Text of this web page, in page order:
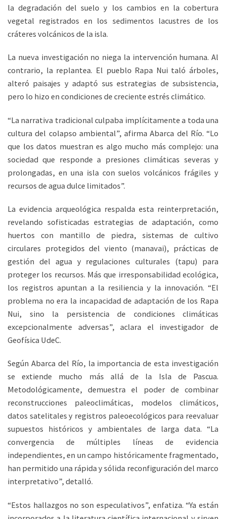
la degradación del suelo y los cambios en la cobertura
vegetal registrados en los sedimentos lacustres de los
cráteres volcánicos de la isla.
La nueva investigación no niega la intervención humana. Al
contrario, la replantea. El pueblo Rapa Nui taló árboles,
alteró paisajes y adaptó sus estrategias de subsistencia,
pero lo hizo en condiciones de creciente estrés climático.
“La narrativa tradicional culpaba implícitamente a toda una
cultura del colapso ambiental”, afirma Abarca del Río. “Lo
que los datos muestran es algo mucho más complejo: una
sociedad que responde a presiones climáticas severas y
prolongadas, en una isla con suelos volcánicos frágiles y
recursos de agua dulce limitados”.
La evidencia arqueológica respalda esta reinterpretación,
revelando sofisticadas estrategias de adaptación, como
huertos con mantillo de piedra, sistemas de cultivo
circulares protegidos del viento (manavai), prácticas de
gestión del agua y regulaciones culturales (tapu) para
proteger los recursos. Más que irresponsabilidad ecológica,
los registros apuntan a la resiliencia y la innovación. “El
problema no era la incapacidad de adaptación de los Rapa
Nui, sino la persistencia de condiciones climáticas
excepcionalmente adversas”, aclara el investigador de
Geofísica UdeC.
Según Abarca del Río, la importancia de esta investigación
se extiende mucho más allá de la Isla de Pascua.
Metodológicamente, demuestra el poder de combinar
reconstrucciones paleoclimáticas, modelos climáticos,
datos satelitales y registros paleoecológicos para reevaluar
supuestos históricos y ambientales de larga data. “La
convergencia de múltiples líneas de evidencia
independientes, en un campo históricamente fragmentado,
han permitido una rápida y sólida reconfiguración del marco
interpretativo”, detalló.
“Estos hallazgos no son especulativos”, enfatiza. “Ya están